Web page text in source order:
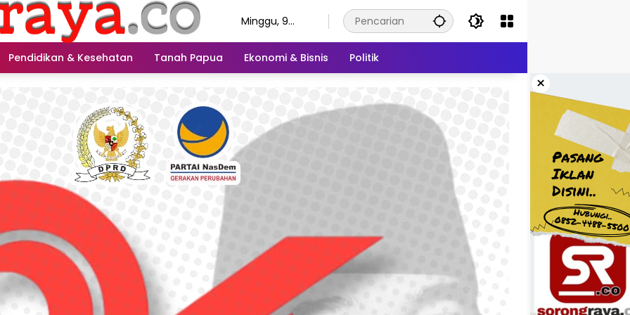
Minggu, 9
Pendidikan & Kesehatan Tanah Papua Ekonomi & Bisnis Politik
×